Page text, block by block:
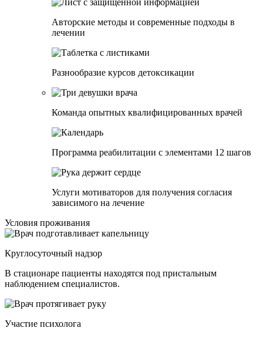
Авторские методы и современные подходы в
лечении
Разнообразие курсов детоксикации
Команда опытных квалифицированных врачей
Программа реабилитации c элементами 12 шагов
Услуги мотиваторов для получения согласия
зависимого на лечение
Условия проживания
Круглосуточный надзор
В стационаре пациенты находятся под пристальным
наблюдением специалистов.
Участие психолога